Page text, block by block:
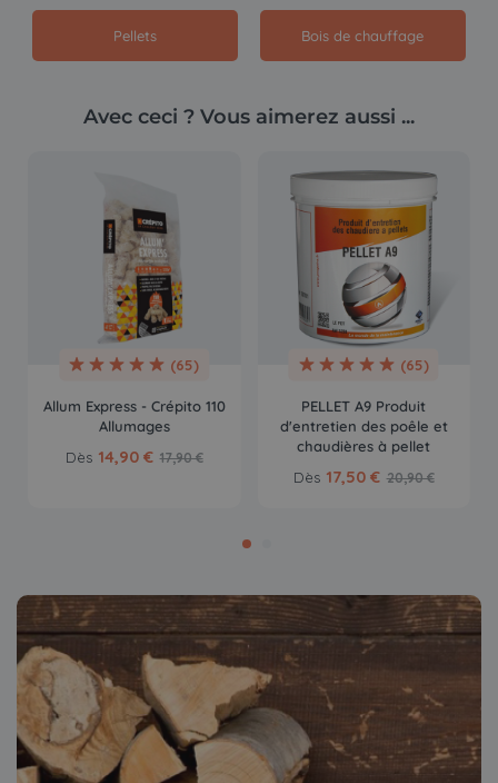
Pellets Bois de chauffage
Avec ceci ? Vous aimerez aussi ...
(65)
Allum Express - Crépito 110
Allumages
Dès 14,90 € 17,90 €
(65)
PELLET A9 Produit
d'entretien des poêle et
chaudières à pellet
Dès 17,50 € 20,90 €